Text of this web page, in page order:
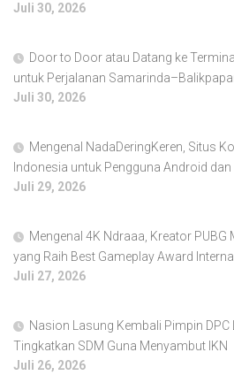
Juli 30, 2026
Door to Door atau Datang ke
untuk Perjalanan
Juli 30, 2026
Mengenal NadaDeringKeren, Situs
Indonesia untuk Pengguna Android
Juli 29, 2026
Mengenal 4K Ndraaa, Kreator
yang Raih Best Gameplay Award
Juli 27, 2026
Nasion Lasung Kembali Pimpin DPC
Tingkatkan SDM Guna Menyambut IKN
Juli 26, 2026